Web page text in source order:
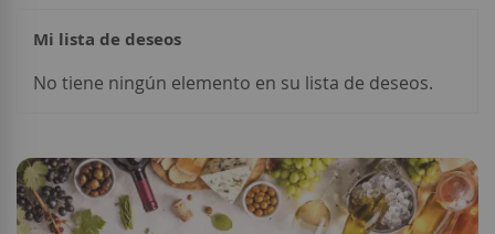
Añadir a la Lista de Deseos
Mi lista de deseos
No tiene ningún elemento en su lista de deseos.